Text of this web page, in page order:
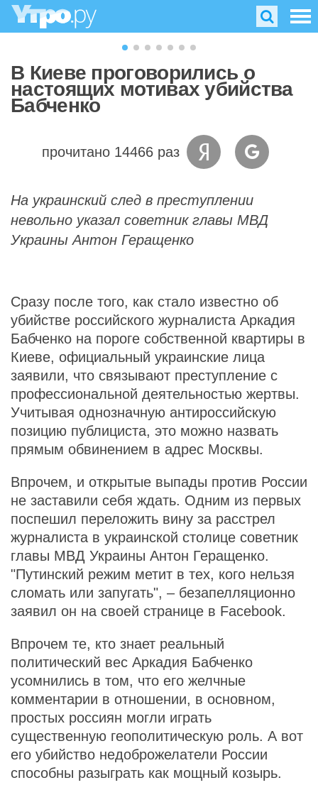
В Киеве проговорились о
настоящих мотивах убийства
Бабченко
прочитано 14466 раз
На украинский след в преступлении
невольно указал советник главы МВД
Украины Антон Геращенко
Сразу после того, как стало известно об
убийстве российского журналиста Аркадия
Бабченко на пороге собственной квартиры в
Киеве, официальный украинские лица
заявили, что связывают преступление с
профессиональной деятельностью жертвы.
Учитывая однозначную антироссийскую
позицию публициста, это можно назвать
прямым обвинением в адрес Москвы.
Впрочем, и открытые выпады против России
не заставили себя ждать. Одним из первых
поспешил переложить вину за расстрел
журналиста в украинской столице советник
главы МВД Украины Антон Геращенко.
"Путинский режим метит в тех, кого нельзя
сломать или запугать", – безапелляционно
заявил он на своей странице в Facebook.
Впрочем те, кто знает реальный
политический вес Аркадия Бабченко
усомнились в том, что его желчные
комментарии в отношении, в основном,
простых россиян могли играть
существенную геополитическую роль. А вот
его убийство недоброжелатели России
способны разыграть как мощный козырь.